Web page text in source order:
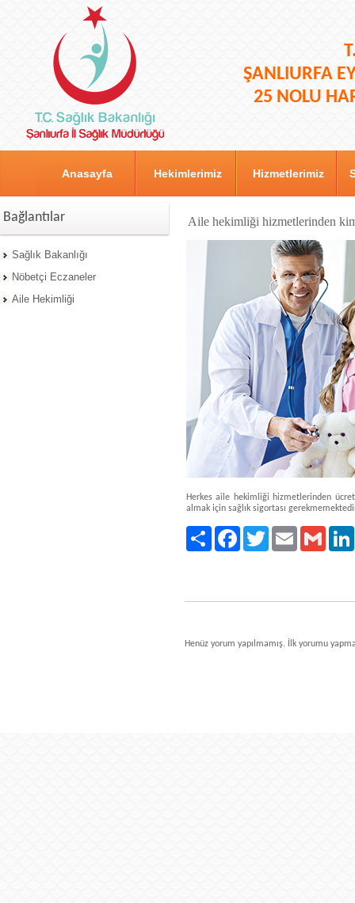
ŞANLIURFA
25 NOLU
Anasayfa Hekimlerimiz Hizmetlerimiz
Bağlantılar
Sağlık Bakanlığı
Nöbetçi Eczaneler
Aile Hekimliği
Aile hekimliği hizmetlerinden
Herkes aile hekimliği hizmetlerinden
almak için sağlık sigortası
Paylaş FacebookTwitter Email Gmail
Henüz yorum yapılmamış. İlk yorumu